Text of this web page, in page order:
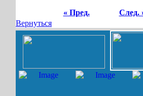
« Пред.
След.
Вернуться